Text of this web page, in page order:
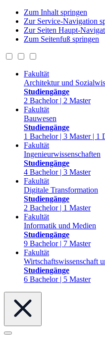
Zum Inhalt springen
Zur Service-Navigation
Zur Seiten Haupt-
Zum Seitenfuß springen
Fakultät
Architektur und
Studiengänge
2 Bachelor | 2 Master
Fakultät
Bauwesen
Studiengänge
1 Bachelor | 3 Master | 1
Fakultät
Ingenieurwissenschaften
Studiengänge
4 Bachelor | 3 Master
Fakultät
Digitale Transformation
Studiengänge
2 Bachelor | 1 Master
Fakultät
Informatik und Medien
Studiengänge
9 Bachelor | 7 Master
Fakultät
Wirtschaftswissenschaft
Studiengänge
6 Bachelor | 5 Master